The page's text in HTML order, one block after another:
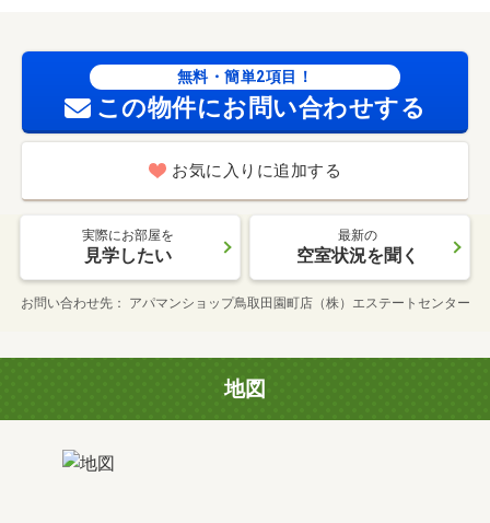
無料・簡単2項目！
この物件にお問い合わせする
お気に入りに追加する
実際にお部屋を
見学したい
最新の
空室状況を聞く
お問い合わせ先 アパマンショップ鳥取田園町店（株）エステートセンター
地図